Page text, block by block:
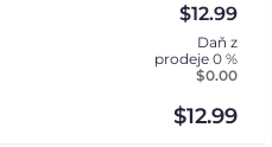
$12.99
Daň z
prodeje 0 %
$0.00
$12.99